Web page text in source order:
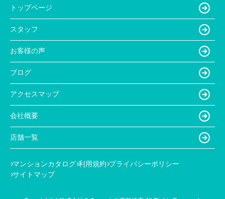
トップページ
スタッフ
お客様の声
ブログ
アクセスマップ
会社概要
店舗一覧
マンションカタログ 利用規約 プライバシーポリシー
サイトマップ